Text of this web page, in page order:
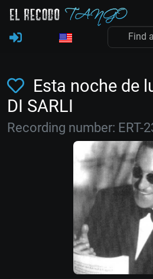
Esta noche de
DI SARLI
Recording number: ERT-